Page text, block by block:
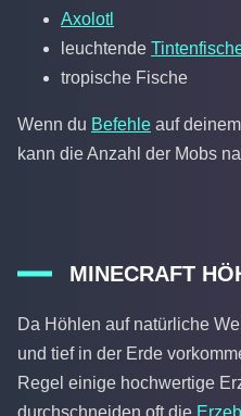
Axolotl
leuchtende
tropische Fische
Wenn du Befehle auf
kann die Anzahl der Mobs
MINECRAFT
Da Höhlen auf natürliche
und tief in der Erde
Regel einige hochwertige